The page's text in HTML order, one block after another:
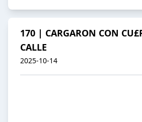
170 | CARGARON CON
CALLE
2025-10-14